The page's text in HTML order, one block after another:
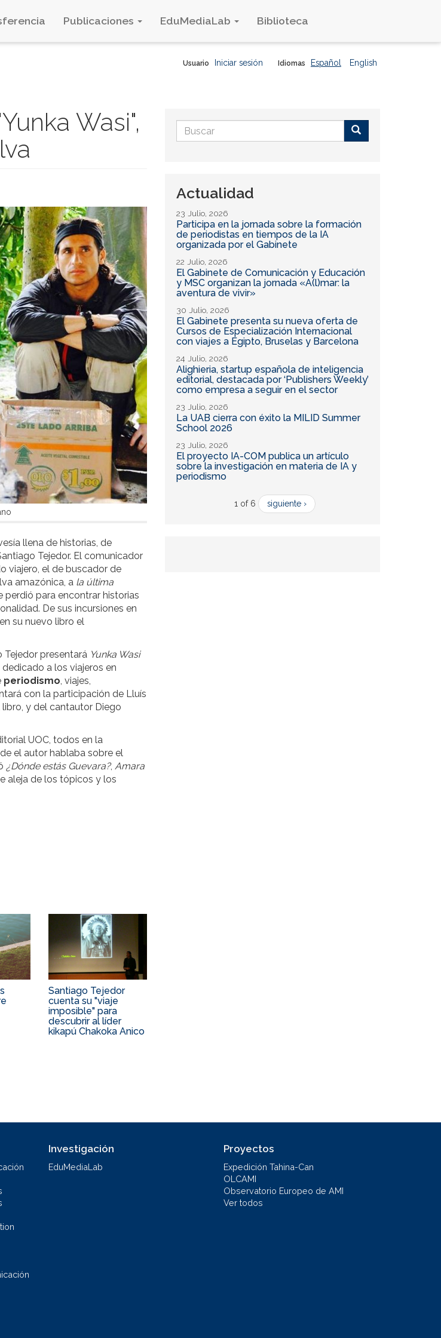
Publicaciones EduMediaLab Biblioteca
Idiomas Español English
Usuario Iniciar sesión
Wasi",
llena de historias, de
Tejedor. El comunicador
viajero, el de buscador de
amazónica, a la última
perdió para encontrar historias
De sus incursiones en
su nuevo libro el
Tejedor presentará Yunka Wasi
a los viajeros en
periodismo, viajes,
con la participación de Lluís
y del cantautor Diego
UOC, todos en la
el autor hablaba sobre el
¿Dónde estás Guevara?, Amara
aleja de los tópicos y los
Santiago Tejedor
cuenta su "viaje
imposible" para
descubrir al líder
kikapú Chakoka Anico
Formulario
de
Actualidad
23 Julio, 2026
Participa en la jornada sobre la formación
de periodistas en tiempos de la IA
organizada por el Gabinete
22 Julio, 2026
El Gabinete de Comunicación y Educación
y MSC organizan la jornada «A(l)mar: la
aventura de vivir»
30 Julio, 2026
El Gabinete presenta su nueva oferta de
Cursos de Especialización Internacional
con viajes a Egipto, Bruselas y Barcelona
24 Julio, 2026
Alighieria, startup española de inteligencia
editorial, destacada por ‘Publishers Weekly’
como empresa a seguir en el sector
23 Julio, 2026
La UAB cierra con éxito la MILID Summer
School 2026
23 Julio, 2026
El proyecto IA-COM publica un artículo
sobre la investigación en materia de IA y
periodismo
1 of 6 siguiente ›
Investigación
EduMediaLab
Proyectos
Expedición Tahina-Can
OLCAMI
Observatorio Europeo de AMI
Ver todos